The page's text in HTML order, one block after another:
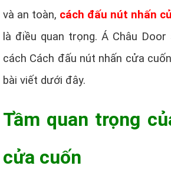
và an toàn, cách đấu nút nhấn
là điều quan trọng. Á Châu
cách Cách đấu nút nhấn cửa
bài viết dưới đây.
Tầm quan trọng
cửa cuốn